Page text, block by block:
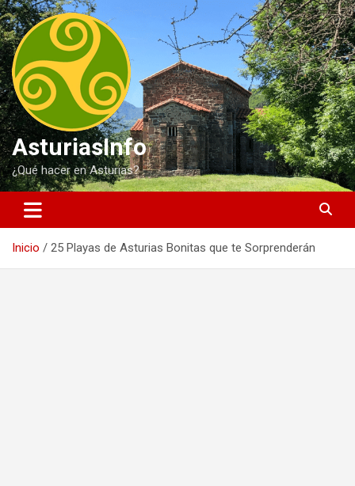
Saltar
al
contenido
AsturiasInfo
¿Qué hacer en Asturias?
Inicio 25 Playas de Asturias Bonitas que te Sorprenderán